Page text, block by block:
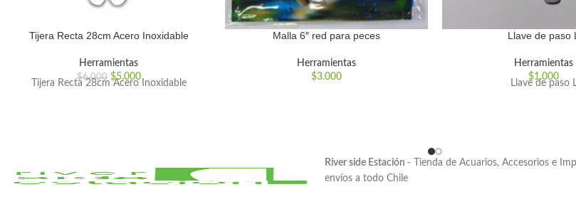
Tijera Recta 28cm Acero Inoxidable
Herramientas
$6.000 $5.000
Tijera Recta 28cm Acero Inoxidable
Malla 6″ red para peces
Herramientas
$3.000
Llave de paso L
Herramientas
$1.000
Llave de paso
River side Estación - Tienda de Acuarios, Accesorios e
envíos a todo Chile